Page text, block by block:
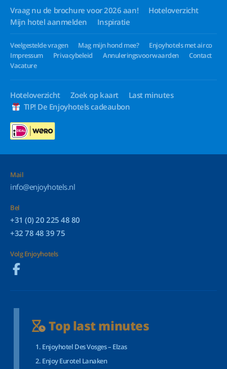
Vraag nu de brochure voor 2026 aan!
Hoteloverzicht
Mijn hotel aanmelden
Inspiratie
Veelgestelde vragen Mag mijn hond mee?
Enjoyhotels met airco
Impressum
Privacybeleid Annuleringsvoorwaarden
Contact
Vacature
Hoteloverzicht Zoek op kaart
Last minutes
TIP! De Enjoyhotels cadeaubon
Mail
info@enjoyhotels.nl
Bel
+31 (0) 20 225 48 80
+32 78 48 39 75
Volg Enjoyhotels
Top last minutes
Enjoyhotel Des Vosges – Elzas
Enjoy Eurotel Lanaken